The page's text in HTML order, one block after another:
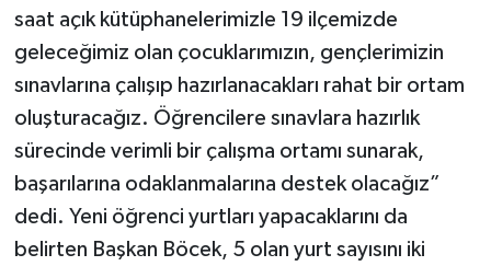
saat açık kütüphanelerimizle 19 ilçemizde
geleceğimiz olan çocuklarımızın, gençlerimizin
sınavlarına çalışıp hazırlanacakları rahat bir ortam
oluşturacağız. Öğrencilere sınavlara hazırlık
sürecinde verimli bir çalışma ortamı sunarak,
başarılarına odaklanmalarına destek olacağız”
dedi. Yeni öğrenci yurtları yapacaklarını da
belirten Başkan Böcek, 5 olan yurt sayısını iki